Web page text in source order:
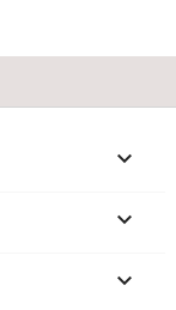


